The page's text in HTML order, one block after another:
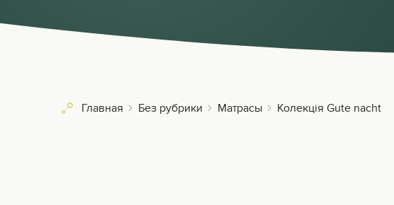
Главная Без рубрики Матрасы Колекція Gute nacht